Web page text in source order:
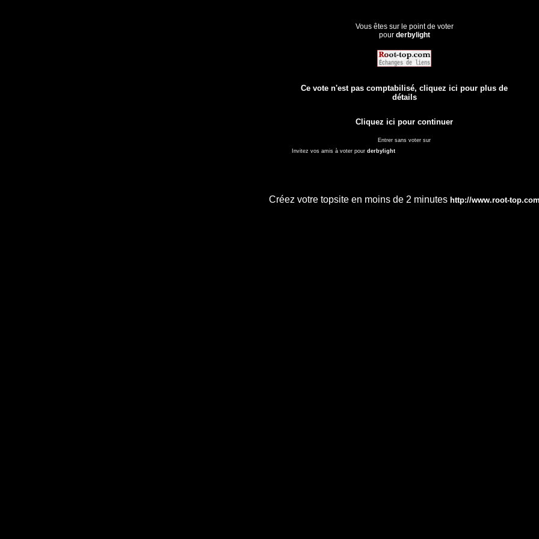
Vous êtes sur le point de voter
pour derbylight
Ce vote n'est pas comptabilisé, cliquez ici pour plus de
détails
Cliquez ici pour continuer
Entrer sans voter sur
Invitez vos amis à voter pour derbylight
Créez votre topsite en moins de 2 minutes http://www.root-